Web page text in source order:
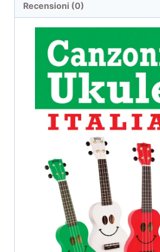
Recensioni (0)